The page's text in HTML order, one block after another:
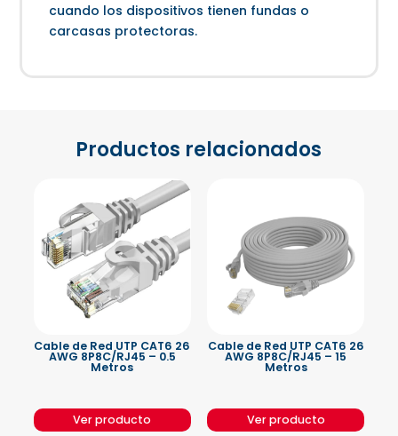
cuando los dispositivos tienen fundas o
carcasas protectoras.
Productos relacionados
Cable de Red UTP CAT6 26
AWG 8P8C/RJ45 – 0.5
Metros
Ver producto
Cable de Red UTP CAT6 26
AWG 8P8C/RJ45 – 15
Metros
Ver producto